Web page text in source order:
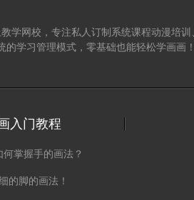
学网校，专注私人订制系统课程动漫培训
的学习管理模式，零基础也能轻松学画画！
入门教程
何掌握手的画法？
的脚的画法！